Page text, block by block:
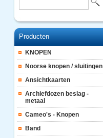
Producten
KNOPEN
Noorse knopen / sluitingen
Ansichtkaarten
Archiefdozen beslag -
metaal
Cameo's - Knopen
Band